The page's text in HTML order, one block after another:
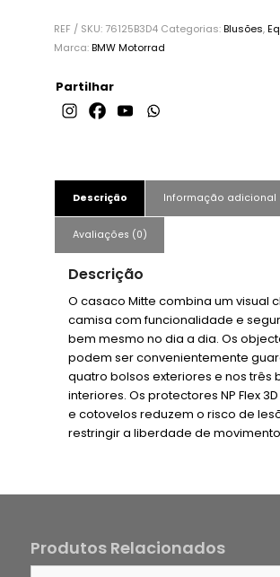
REF / SKU: 76125B3D4 Categorias:Blusões,
Marca:BMW Motorrad
Partilhar
Descrição Informação adicional
Avaliações (0)
Descrição
O casaco Mitte combina um visual
camisa com funcionalidade e
bem mesmo no dia a dia. Os
podem ser convenientemente
quatro bolsos exteriores e nos três
interiores. Os protectores NP Flex
e cotovelos reduzem o risco de
restringir a liberdade de
Produtos Relacionados